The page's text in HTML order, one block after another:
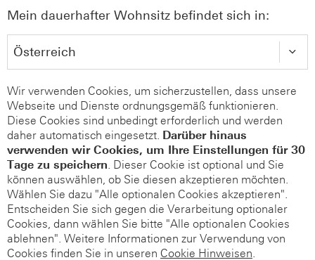
Mein dauerhafter Wohnsitz befindet sich in:
Wir verwenden Cookies, um sicherzustellen, dass unsere
Webseite und Dienste ordnungsgemäß funktionieren.
Diese Cookies sind unbedingt erforderlich und werden
daher automatisch eingesetzt. Darüber hinaus
verwenden wir Cookies, um Ihre Einstellungen für 30
Tage zu speichern. Dieser Cookie ist optional und Sie
können auswählen, ob Sie diesen akzeptieren möchten.
Wählen Sie dazu "Alle optionalen Cookies akzeptieren".
Entscheiden Sie sich gegen die Verarbeitung optionaler
Cookies, dann wählen Sie bitte "Alle optionalen Cookies
ablehnen". Weitere Informationen zur Verwendung von
Cookies finden Sie in unseren Cookie Hinweisen.